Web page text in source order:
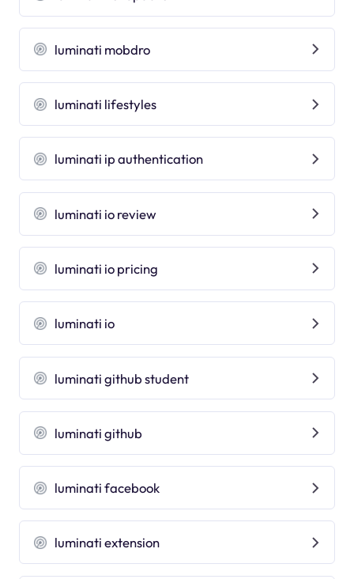
luminati mobdro
luminati lifestyles
luminati ip authentication
luminati io review
luminati io pricing
luminati io
luminati github student
luminati github
luminati facebook
luminati extension